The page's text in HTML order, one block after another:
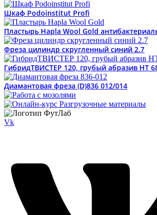
Шкаф Podoinstitut Profi
Пластырь Hapla Wool Gold
Фреза цилиндр скругленный синий 2.7
ГибридТВИСТЕР 120, грубый абразив HT
Диамантовая фреза (D)836 012/014
Vk